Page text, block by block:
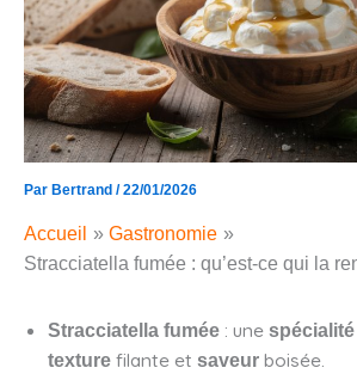
Par Bertrand /22/01/2026
Accueil
Gastronomie
Stracciatella fumée : qu’est-ce qui la
Stracciatella fumée : une spécialité
texture filante et saveur boisée.